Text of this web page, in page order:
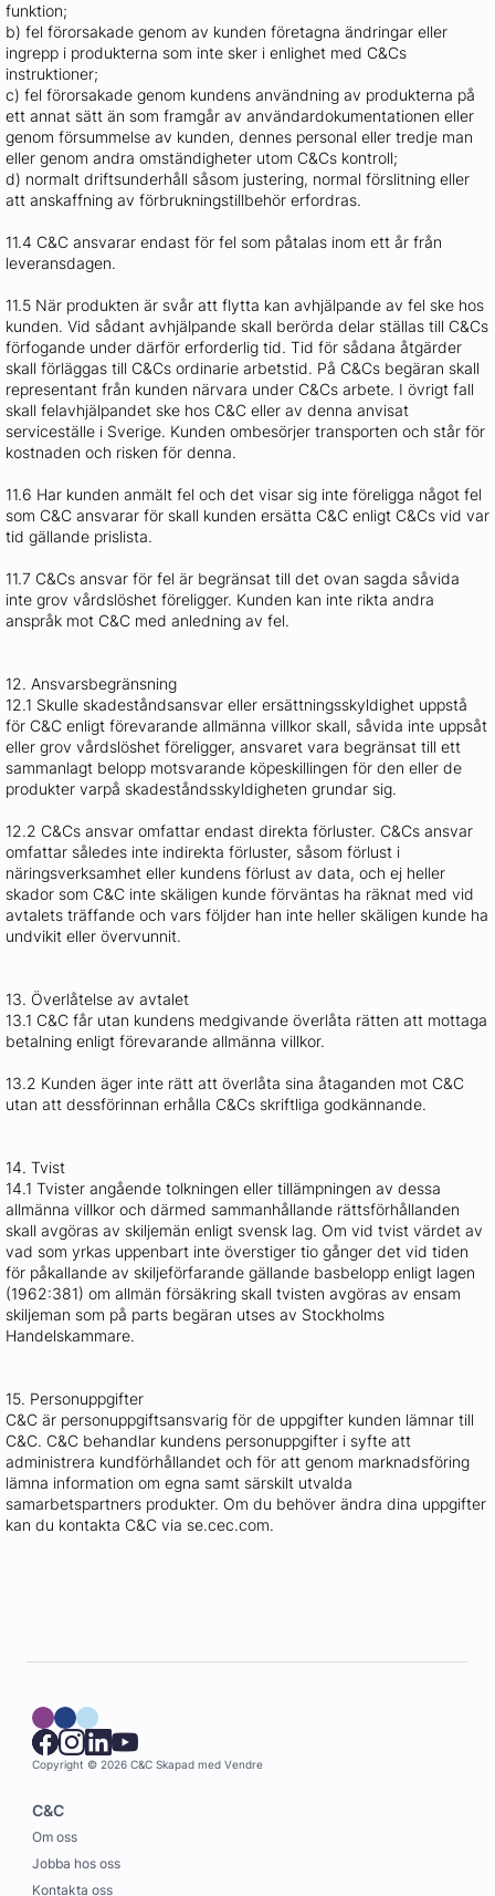
funktion;
b) fel förorsakade genom av kunden företagna ändringar eller
ingrepp i produkterna som inte sker i enlighet med C&Cs
instruktioner;
c) fel förorsakade genom kundens användning av produkterna på
ett annat sätt än som framgår av användardokumentationen eller
genom försummelse av kunden, dennes personal eller tredje man
eller genom andra omständigheter utom C&Cs kontroll;
d) normalt driftsunderhåll såsom justering, normal förslitning eller
att anskaffning av förbrukningstillbehör erfordras.
11.4 C&C ansvarar endast för fel som påtalas inom ett år från
leveransdagen.
11.5 När produkten är svår att flytta kan avhjälpande av fel ske hos
kunden. Vid sådant avhjälpande skall berörda delar ställas till C&Cs
förfogande under därför erforderlig tid. Tid för sådana åtgärder
skall förläggas till C&Cs ordinarie arbetstid. På C&Cs begäran skall
representant från kunden närvara under C&Cs arbete. I övrigt fall
skall felavhjälpandet ske hos C&C eller av denna anvisat
serviceställe i Sverige. Kunden ombesörjer transporten och står för
kostnaden och risken för denna.
11.6 Har kunden anmält fel och det visar sig inte föreligga något fel
som C&C ansvarar för skall kunden ersätta C&C enligt C&Cs vid var
tid gällande prislista.
11.7 C&Cs ansvar för fel är begränsat till det ovan sagda såvida
inte grov vårdslöshet föreligger. Kunden kan inte rikta andra
anspråk mot C&C med anledning av fel.
12. Ansvarsbegränsning
12.1 Skulle skadeståndsansvar eller ersättningsskyldighet uppstå
för C&C enligt förevarande allmänna villkor skall, såvida inte uppsåt
eller grov vårdslöshet föreligger, ansvaret vara begränsat till ett
sammanlagt belopp motsvarande köpeskillingen för den eller de
produkter varpå skadeståndsskyldigheten grundar sig.
12.2 C&Cs ansvar omfattar endast direkta förluster. C&Cs ansvar
omfattar således inte indirekta förluster, såsom förlust i
näringsverksamhet eller kundens förlust av data, och ej heller
skador som C&C inte skäligen kunde förväntas ha räknat med vid
avtalets träffande och vars följder han inte heller skäligen kunde ha
undvikit eller övervunnit.
13. Överlåtelse av avtalet
13.1 C&C får utan kundens medgivande överlåta rätten att mottaga
betalning enligt förevarande allmänna villkor.
13.2 Kunden äger inte rätt att överlåta sina åtaganden mot C&C
utan att dessförinnan erhålla C&Cs skriftliga godkännande.
14. Tvist
14.1 Tvister angående tolkningen eller tillämpningen av dessa
allmänna villkor och därmed sammanhållande rättsförhållanden
skall avgöras av skiljemän enligt svensk lag. Om vid tvist värdet av
vad som yrkas uppenbart inte överstiger tio gånger det vid tiden
för påkallande av skiljeförfarande gällande basbelopp enligt lagen
(1962:381) om allmän försäkring skall tvisten avgöras av ensam
skiljeman som på parts begäran utses av Stockholms
Handelskammare.
15. Personuppgifter
C&C är personuppgiftsansvarig för de uppgifter kunden lämnar till
C&C. C&C behandlar kundens personuppgifter i syfte att
administrera kundförhållandet och för att genom marknadsföring
lämna information om egna samt särskilt utvalda
samarbetspartners produkter. Om du behöver ändra dina uppgifter
kan du kontakta C&C via se.cec.com.
Copyright © 2026 C&C Skapad med Vendre
C&C
Om oss
Jobba hos oss
Kontakta oss